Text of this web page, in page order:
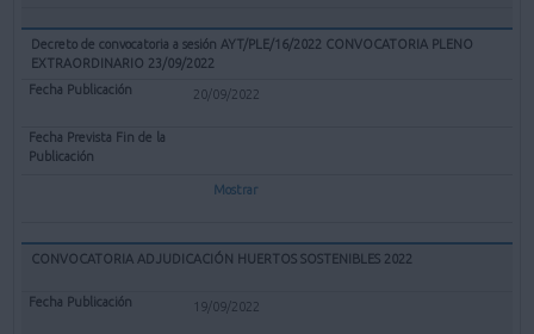
Decreto de convocatoria a sesión AYT/PLE/16/2022 CONVOCATORIA PLENO
EXTRAORDINARIO 23/09/2022
20/09/2022
Mostrar
CONVOCATORIA ADJUDICACIÓN HUERTOS SOSTENIBLES 2022
19/09/2022